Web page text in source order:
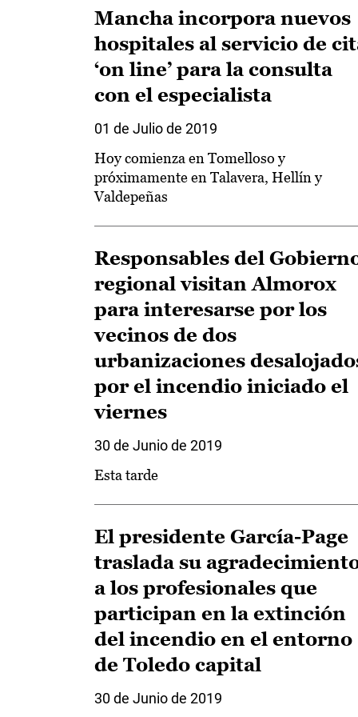
Mancha incorpora nuevos
hospitales al servicio de
‘on line’ para la consulta
con el especialista
01 de Julio de 2019
Hoy comienza en Tomelloso y
próximamente en Talavera, Hellín y
Valdepeñas
Responsables del
regional visitan Almorox
para interesarse por los
vecinos de dos
urbanizaciones
por el incendio iniciado el
viernes
30 de Junio de 2019
Esta tarde
El presidente García-Page
traslada su
a los profesionales que
participan en la extinción
del incendio en el entorno
de Toledo capital
30 de Junio de 2019